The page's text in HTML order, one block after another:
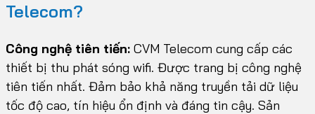
Telecom?
Công nghệ tiên tiến: CVM Telecom cung cấp các
thiết bị thu phát sóng wifi. Được trang bị công nghệ
tiên tiến nhất. Đảm bảo khả năng truyền tải dữ liệu
tốc độ cao, tín hiệu ổn định và đáng tin cậy. Sản